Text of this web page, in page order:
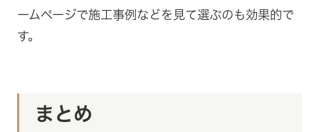
ームページで施工事例などを見て選ぶのも効果的で
す。
まとめ